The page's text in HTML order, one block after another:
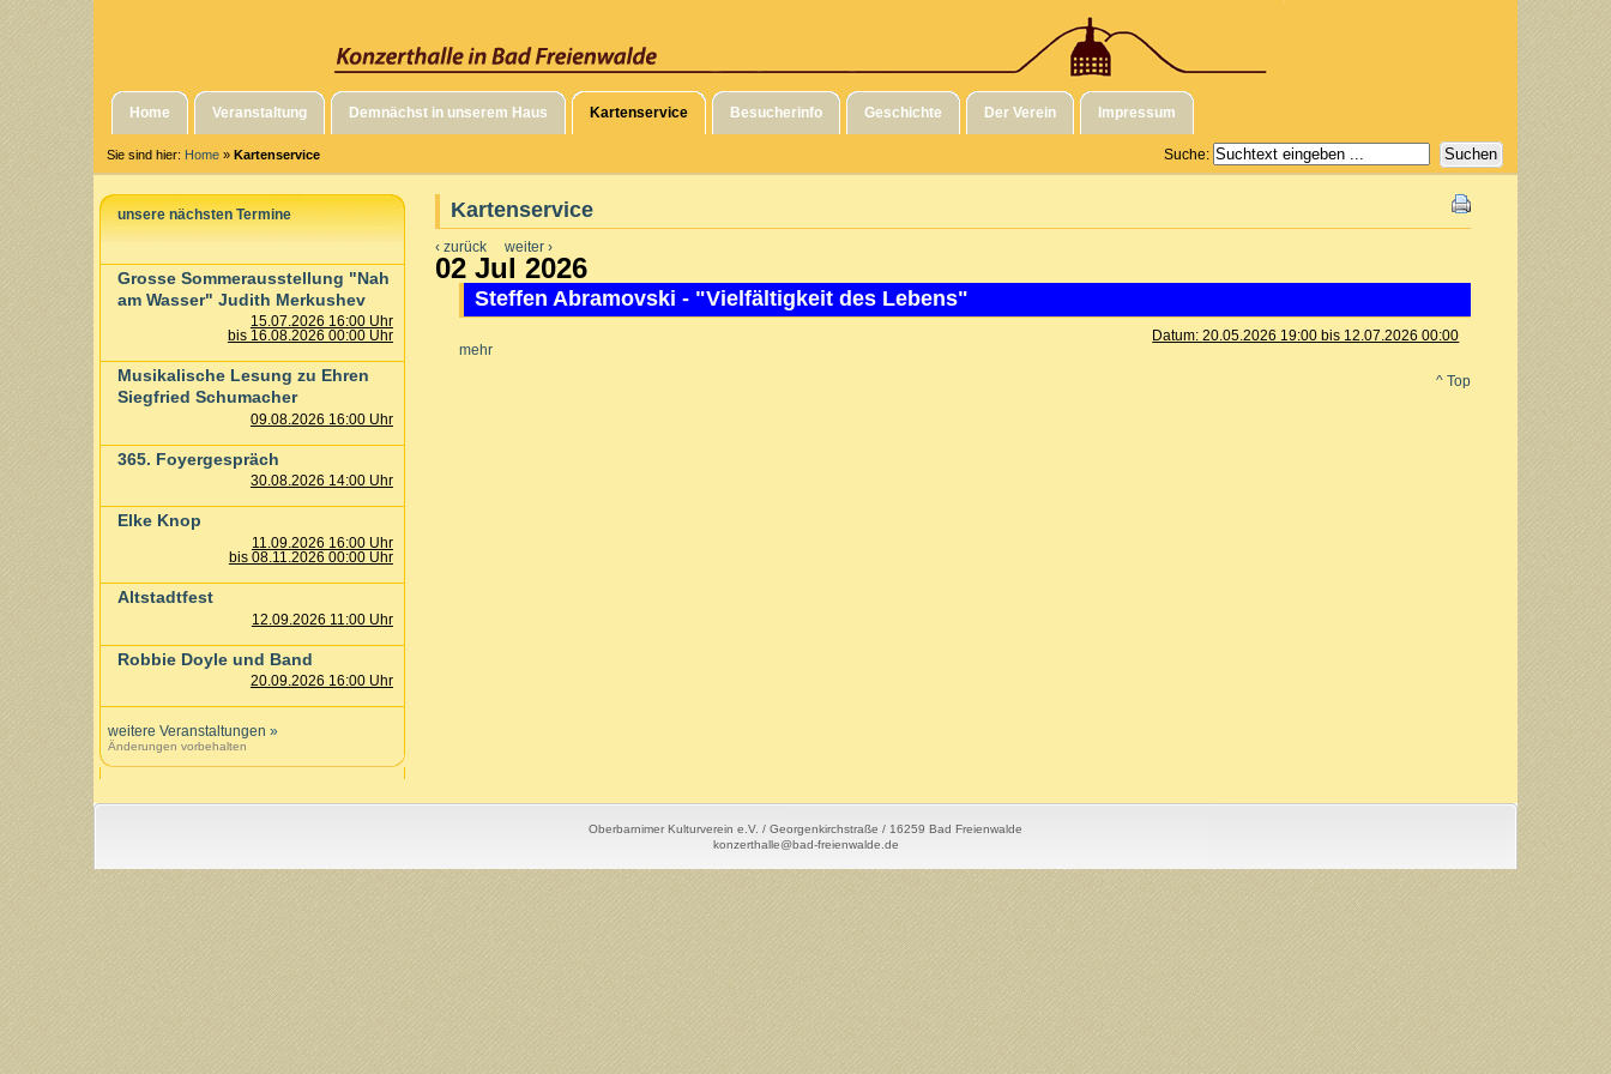
Home Veranstaltung Demnächst in unserem Haus Kartenservice Besucherinfo Geschichte Der Verein Impressum
Suche:
Sie sind hier: Home» Kartenservice
unsere nächsten Termine
Grosse Sommerausstellung "Nah
am Wasser" Judith Merkushev
15.07.2026 16:00 Uhr
bis 16.08.2026 00:00 Uhr
Musikalische Lesung zu Ehren
Siegfried Schumacher
09.08.2026 16:00 Uhr
365. Foyergespräch
30.08.2026 14:00 Uhr
Elke Knop
11.09.2026 16:00 Uhr
bis 08.11.2026 00:00 Uhr
Altstadtfest
12.09.2026 11:00 Uhr
Robbie Doyle und Band
20.09.2026 16:00 Uhr
weitere Veranstaltungen »
Änderungen vorbehalten
Kartenservice
‹ zurück weiter ›
02 Jul 2026
Steffen Abramovski - "Vielfältigkeit des Lebens"
Datum:20.05.2026 19:00 bis 12.07.2026 00:00
mehr
^ Top
Oberbarnimer Kulturverein e.V. / Georgenkirchstraße / 16259 Bad Freienwalde
konzerthalle@bad-freienwalde.de